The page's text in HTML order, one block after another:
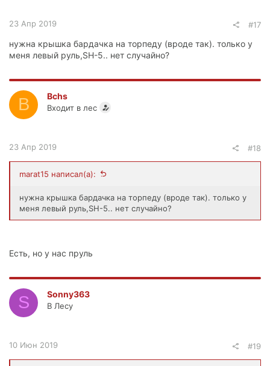
23 Апр 2019 #17
нужна крышка бардачка на торпеду (вроде так). только у
меня левый руль,SH-5.. нет случайно?
B Bchs
Входит в лес
23 Апр 2019 #18
marat15 написал(а):
нужна крышка бардачка на торпеду (вроде так). только у
меня левый руль,SH-5.. нет случайно?
Есть, но у нас пруль
S Sonny363
В Лесу
10 Июн 2019 #19